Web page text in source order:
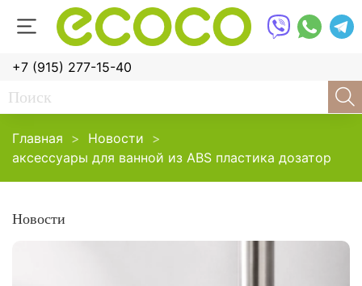
+7 (915) 277-15-40
Главная
Новости
аксессуары для ванной из ABS пластика дозатор
Новости